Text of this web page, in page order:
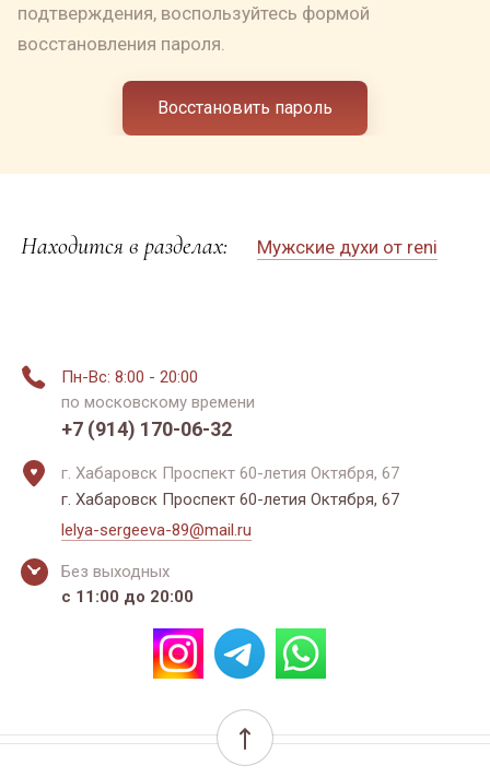
подтверждения, воспользуйтесь формой
восстановления пароля.
Восстановить пароль
Находится в разделах: Мужские духи от reni
Пн-Вс: 8:00 - 20:00
по московскому времени
+7 (914) 170-06-32
г. Хабаровск Проспект 60-летия Октября, 67
г. Хабаровск Проспект 60-летия Октября, 67
lelya-sergeeva-89@mail.ru
Без выходных
с 11:00 до 20:00